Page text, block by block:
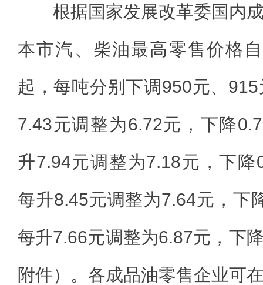
根据国家发展改革委国内
本市汽、柴油最高零售价格
起，每吨分别下调950元、
7.43元调整为6.72元，下降
升7.94元调整为7.18元，下
每升8.45元调整为7.64元，下
每升7.66元调整为6.87元，下
附件）。各成品油零售企业可